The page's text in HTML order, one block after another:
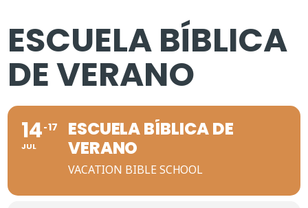
ESCUELA BÍBLICA
DE VERANO
14
JUL
17
ESCUELA BÍBLICA DE
VERANO
VACATION BIBLE SCHOOL